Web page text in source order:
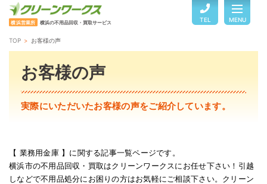
横浜営業所 横浜の不用品回収・買取サービス TEL MENU
サービスのご案内
回収品目・料金
TOP お客様の声
お客様の声
実際にいただいたお客様の声をご紹介しています。
【 業務用金庫 】に関する記事一覧ページです。
横浜市の不用品回収・買取はクリーンワークスにお任せ下さい！引越
しなどで不用品処分にお困りの方はお気軽にご相談下さい。クリーン